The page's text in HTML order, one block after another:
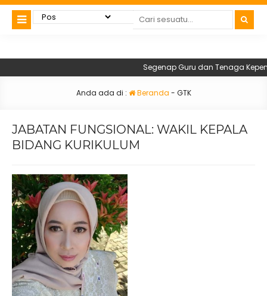
Segenap Guru dan Tenaga
Anda ada di : Beranda - GTK
JABATAN FUNGSIONAL: WAKIL KEPALA
BIDANG KURIKULUM